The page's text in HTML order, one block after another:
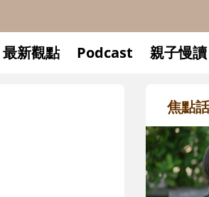
最新觀點 Podcast 親子慢讀
焦點